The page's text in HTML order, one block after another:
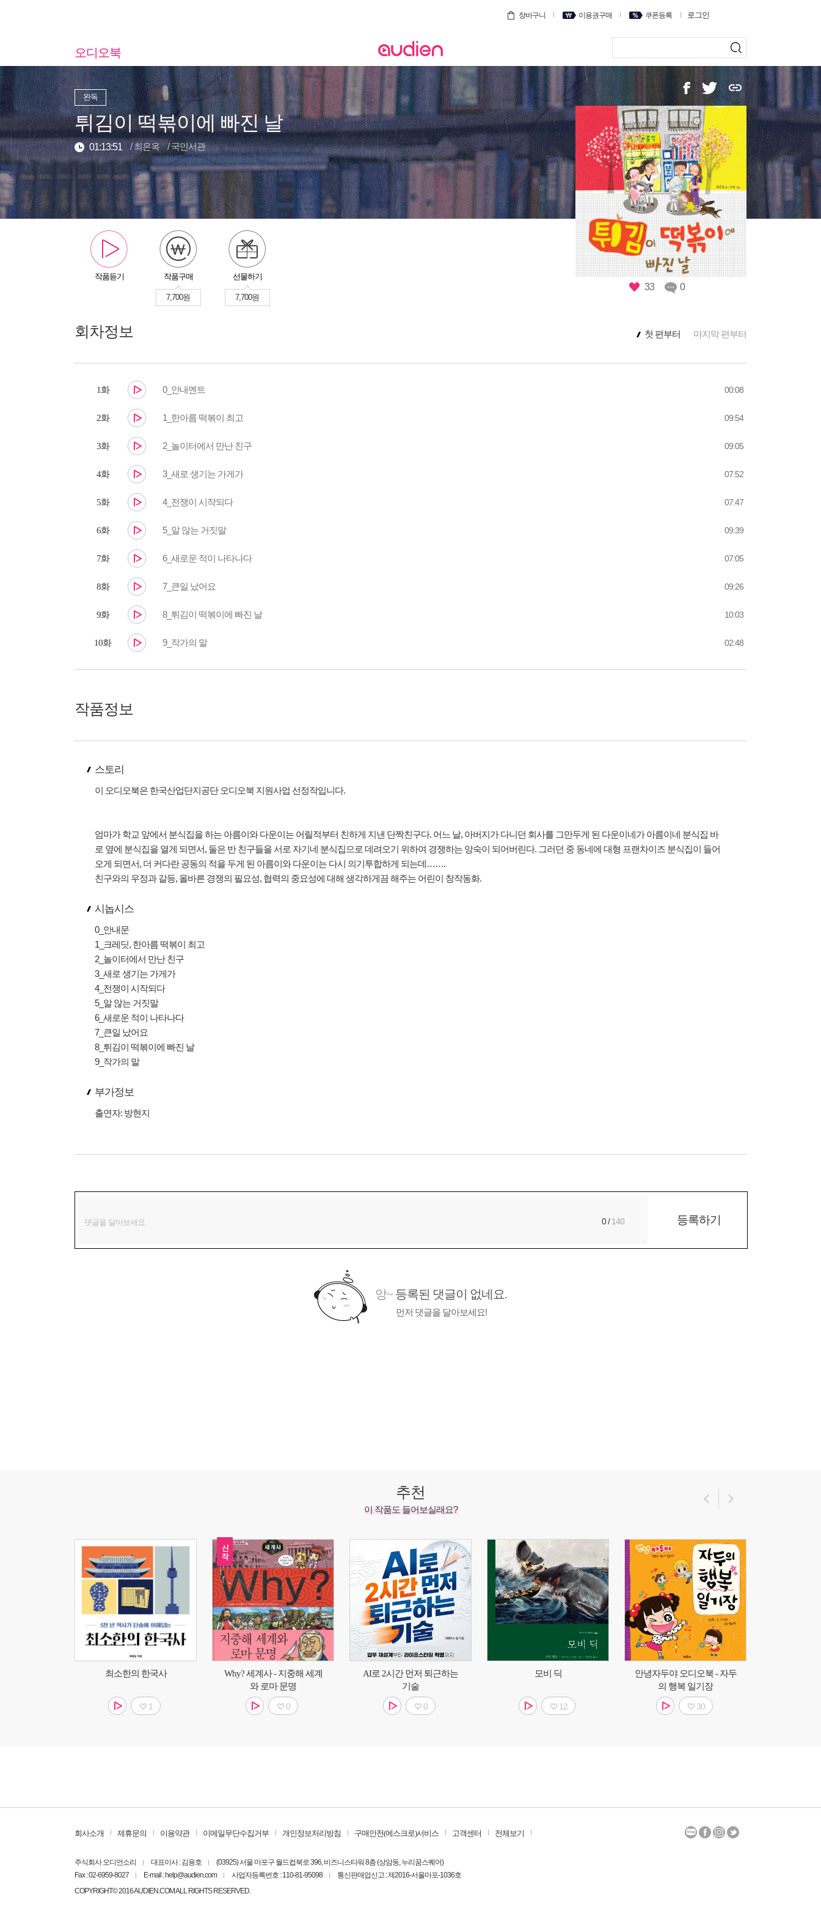
장바구니 이용권구매 쿠폰등록 로그인
오디오북
완독
튀김이 떡볶이에 빠진 날
01:13:51 /최은옥 /국민서관
33 0
작품듣기 작품구매
7,700원
선물하기
7,700원
회차정보 첫 편부터 마지막 편부터
1화 0_안내멘트 00:08
2화 1_한아름 떡볶이 최고 09:54
3화 2_놀이터에서 만난 친구 09:05
4화 3_새로 생기는 가게가 07:52
5화 4_전쟁이 시작되다 07:47
6화 5_알 않는 거짓말 09:39
7화 6_새로운 적이 나타나다 07:05
8화 7_큰일 났어요 09:26
9화 8_튀김이 떡볶이에 빠진 날 10:03
10화 9_작가의 말 02:48
작품정보
스토리
이 오디오북은 한국산업단지공단 오디오북 지원사업 선정작입니다.
엄마가 학교 앞에서 분식집을 하는 아름이와 다운이는 어릴적부터 친하게 지낸 단짝친구다. 어느 날, 아버지가 다니던 회사를 그만두게 된 다운이네가 아름이네 분식집 바
로 옆에 분식집을 열게 되면서, 둘은 반 친구들을 서로 자기네 분식집으로 데려오기 위하여 경쟁하는 앙숙이 되어버린다. 그러던 중 동네에 대형 프랜차이즈 분식집이 들어
오게 되면서, 더 커다란 공동의 적을 두게 된 아름이와 다운이는 다시 의기투합하게 되는데…….
친구와의 우정과 갈등, 올바른 경쟁의 필요성, 협력의 중요성에 대해 생각하게끔 해주는 어린이 창작동화.
시놉시스
0_안내문
1_크레딧, 한아름 떡볶이 최고
2_놀이터에서 만난 친구
3_새로 생기는 가게가
4_전쟁이 시작되다
5_알 않는 거짓말
6_새로운 적이 나타나다
7_큰일 났어요
8_튀김이 떡볶이에 빠진 날
9_작가의 말
부가정보
출연자: 방현지
0/140 등록하기
앙~ 등록된 댓글이 없네요.
먼저 댓글을 달아보세요!
추천
이 작품도 들어보실래요?
최소한의 한국사
1
Why? 세계사 - 지중해 세계
와 로마 문명
0
AI로 2시간 먼저 퇴근하는
기술
0
모비 딕
12
안녕자두야 오디오북 - 자두
의 행복 일기장
30
회사소개 제휴문의 이용약관 이메일무단수집거부 개인정보처리방침 구매안전(에스크로)서비스 고객센터 전체보기
주식회사 오디언소리 대표이사 : 김용호
(03925) 서울 마포구 월드컵북로 396, 비즈니스타워 8층 (상암동, 누리꿈스퀘어)
Fax : 02-6959-8027
E-mail : help@audien.com 사업자등록번호 : 110-81-95098
통신판매업신고 : 제2016-서울마포-1036호
COPYRIGHT© 2016 AUDIEN.COM ALL RIGHTS RESERVED.